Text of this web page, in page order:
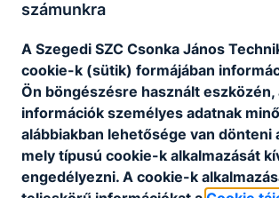
Elkészült az új
2025. június 13.
számunkra
A Szegedi SZC Csonka János
cookie-k (sütik) formájában
Ön böngészésre használt eszközén,
információk személyes adatnak
alábbiakban lehetősége van dönteni
mely típusú cookie-k alkalmazását
engedélyezni. A cookie-k